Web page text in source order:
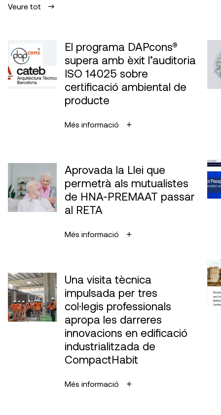
Veure tot
El programa DAPcons®
supera amb èxit l’auditoria
ISO 14025 sobre
certificació ambiental de
producte
Més informació
Aprovada la Llei que
permetrà als mutualistes
de HNA-PREMAAT passar
al RETA
Més informació
Una visita tècnica
impulsada per tres
col·legis professionals
apropa les darreres
innovacions en edificació
industrialitzada de
CompactHabit
Més informació